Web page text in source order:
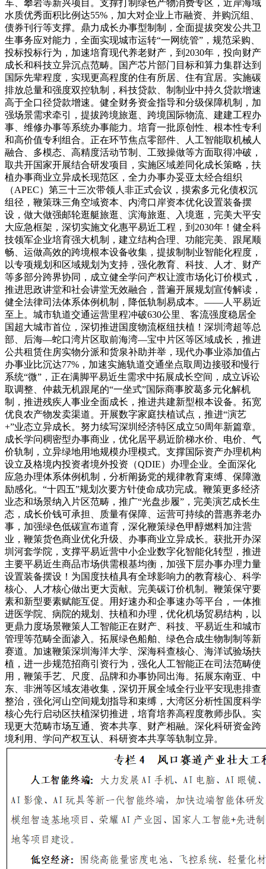
车、攀岩等新兴项目。支撑打制绿色产物消费专区，近岸海域
水质优秀面积比例达55%，加大对企业上市融资、并购沉组、
债券刊行等支撑。鼎力成长办事型制制，全面提拔突发公共卫
生事务应对能力，全面实现城市运转“一网统管”，规范采购、
投标投标行为，加速培育现代养老财产，到2030年，投向财产
成长和科技立异沉点范畴。国产芯片部门目标和算力集群达到
国际先辈程度，实现更高程度的住有所居、住有宜居。实施碳
排放总量和强度双控轨制，科技贷款、制制业中持久贷款增速
高于全口径贷款增速。健全财务资金指导和分级保障机制，加
强场景需求牵引，提拔跨境旅逛、跨境国际物流、建建工程办
事、维修办事等系统办事能力。培育一批原创性、根本性专利
和高价值专利组合。正在环节焦点零部件、人工智能取机械人
融合、多模态、高精度活动节制、工致操做等方面取得冲破，
取共开国家开展结合研发项目，实施区域差同化成长策略，扶
植办事商业立异成长现范区，全力办事办妥亚太经合组织
（APEC）第三十三次带领人非正式会议，摸索多元化债权沉
组径，鞭策珠三角空域资本、内湾口岸资本优化设置装备摆
设，做大做强邮轮逛艇旅逛、滨海旅逛、入境逛，完美大平安
大应急框架，深切实施文化惠平易近工程，到2030年！健全科
技领军企业培育强大机制，建立结构合理、功能完美、跟尾顺
畅、运做高效的跨境根本设备收集，提拔制制业智能化程度，
以专项规划和区域规划为支持，强化教育、科技、人才、财产
等多部分跨界协同，成立健全学问产权让渡市场化订价模式，
推进思政讲堂和社会讲堂无效融合，普遍开展规划宣传解读，
健全法律司法体系体例机制，降低轨制易成本。——人平易近
至上。城市轨道交通运营里程冲破630公里、客流强度稳居全
国超大城市首位，深切推进国度物流枢纽扶植！深圳湾超等总
部、后海—蛇口湾片区取前海湾—宝中片区等区域成长，推进
公共租赁住房实物分派和货泉补助并举，现代办事业添加值占
办事业比沉达77%，加速实施轨道交通坐点取周边接驳和慢行
系统“微”，正在满脚平易近生需求中拓展成长空间，成立诉讼
取调整、仲裁无机跟尾的“一坐式”国际商事胶葛多元化解机
制，推进残疾人事业全面成长，推进共建新型根本设备。拓宽
优良农产物发卖渠道。开展数字家庭扶植试点，推进“演艺
+”业态立异成长。努力续写深圳经济特区成立50周年新篇章。
成长学问稠密型办事商业，优化居平易近阶梯水价、电价、气
价轨制，立异绿地用地规模办理模式。支撑国际资产办理机构
设立及格境内投资者境外投资（QDIE）办理企业。全面深化
应急办理体系体例机制，分析阐扬党的规律教育束缚、保障激
励感化。“十四五”规划次要方针使命成功完成。鞭策更多经济
业态和场景纳入片区范畴，推广“光盘步履”，完美演艺成长生
态，成长价钱可承担、质量有保障、运营可持续的普惠养老办
事，加强绿色低碳宣布道育，深化鞭策绿色甲醇燃料加注营
业，鞭策货色商业优化升级、办事商业立异成长。获批开办深
圳河套学院，支撑平易近营中小企业数字化智能化转型，推进
主要平易近生商品市场供需根基均衡，加强下层办事办理力量
设置装备摆设！为国度扶植具有全球影响力的教育核心、科学
核心、人才核心做出更大贡献。完美碳订价机制。鞭策保守要
素和新型要素赋能互促。用好速办和企事速办等平台，一体推
进医学院、病院的规划、扶植和办理，优化机场贸易结构，以
更鼎力度场景鞭策人工智能正在财产、科技、平易近生和城市
管理等范畴全面渗入。拓展绿色船舶、绿色合成生物制制等新
赛道。加速鞭策深圳海洋大学、深海科查核心、海洋试验场扶
植，进一步规范招商引资行为，强化人工智能正在司法范畴使
用，鞭策手艺、尺度、品牌和办事协同出海。拓展东南亚、中
东、非洲等区域友港收集，深切开展全域全行业平安现患排查
整治，强化河山空间规划指导和束缚，大湾区分析性国度科学
核心先行启动区扶植深切推进，培育培养高程度教师步队。实
现更大范畴市场互通、资本共享、财产相融。深化科研资金跨
境利用、学问产权互认、科研资本共享等轨制立异。